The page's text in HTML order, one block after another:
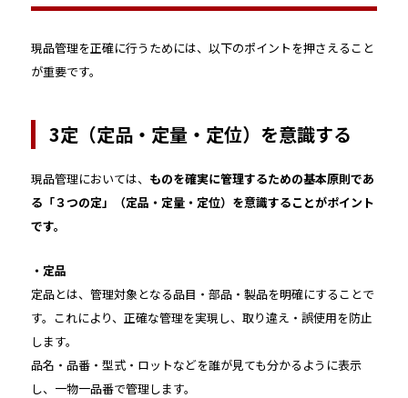
現品管理を正確に行うためには、以下のポイントを押さえること
が重要です。
3定（定品・定量・定位）を意識する
現品管理においては、 ものを確実に管理するための基本原則であ
る「３つの定」（定品・定量・定位）を意識することがポイント
です。
・定品
定品とは、管理対象となる品目・部品・製品を明確にすることで
す。これにより、正確な管理を実現し、取り違え・誤使用を防止
します。
品名・品番・型式・ロットなどを誰が見ても分かるように表示
し、一物一品番で管理します。